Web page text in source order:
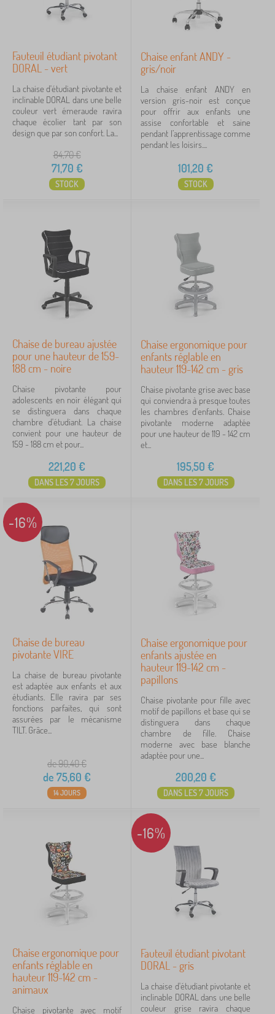
Fauteuil étudiant pivotant
DORAL - vert
La chaise d'étudiant pivotante et
inclinable DORAL dans une belle
couleur vert émeraude ravira
chaque écolier tant par son
design que par son confort. La...
84,70€
71,70 €
STOCK
Chaise enfant ANDY -
gris/noir
La chaise enfant ANDY en
version gris-noir est conçue
pour offrir aux enfants une
assise confortable et saine
pendant l’apprentissage comme
pendant les loisirs....
101,20 €
STOCK
Chaise de bureau ajustée
pour une hauteur de 159-
188 cm - noire
Chaise pivotante pour
adolescents en noir élégant qui
se distinguera dans chaque
chambre d'étudiant. La chaise
convient pour une hauteur de
159 - 188 cm et pour...
221,20 €
DANS LES 7 JOURS
Chaise ergonomique pour
enfants réglable en
hauteur 119-142 cm - gris
Chaise pivotante grise avec base
qui conviendra à presque toutes
les chambres d'enfants. Chaise
pivotante moderne adaptée
pour une hauteur de 119 - 142 cm
et...
195,50 €
DANS LES 7 JOURS
-16%
Chaise de bureau
pivotante VIRE
La chaise de bureau pivotante
est adaptée aux enfants et aux
étudiants. Elle ravira par ses
fonctions parfaites, qui sont
assurées par le mécanisme
TILT. Grâce...
de 90,40€
de 75,60 €
14 JOURS
Chaise ergonomique pour
enfants ajustée en
hauteur 119-142 cm -
papillons
Chaise pivotante pour fille avec
motif de papillons et base qui se
distinguera dans chaque
chambre de fille. Chaise
moderne avec base blanche
adaptée pour une...
200,20 €
DANS LES 7 JOURS
Chaise ergonomique pour
enfants réglable en
hauteur 119-142 cm -
animaux
Chaise pivotante avec motif
-16%
Fauteuil étudiant pivotant
DORAL - gris
La chaise d'étudiant pivotante et
inclinable DORAL dans une belle
couleur grise ravira chaque